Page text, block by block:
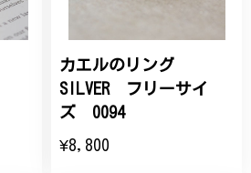
カエルのリング
SILVER フリーサイ
ズ 0094
¥8,800